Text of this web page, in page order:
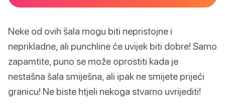
Neke od ovih šala mogu biti nepristojne i
neprikladne, ali punchline će uvijek biti dobre! Samo
zapamtite, puno se može oprostiti kada je
nestašna šala smiješna, ali ipak ne smijete prijeći
granicu! Ne biste htjeli nekoga stvarno uvrijediti!